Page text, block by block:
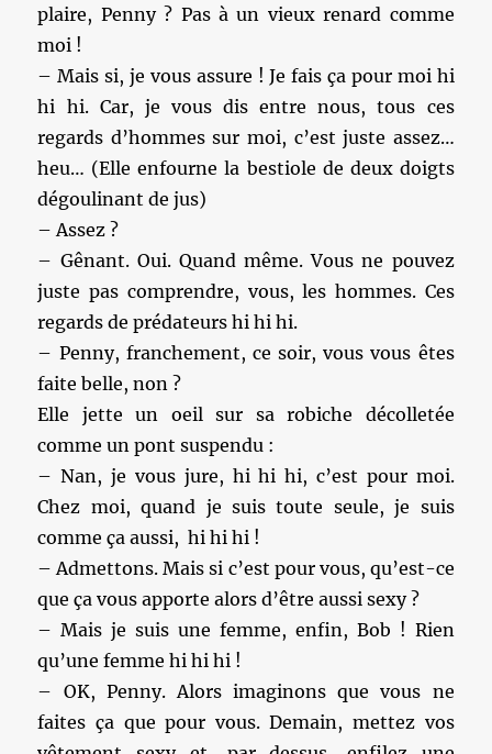
plaire, Penny ? Pas à un vieux renard comme
moi !
– Mais si, je vous assure ! Je fais ça pour moi hi
hi hi. Car, je vous dis entre nous, tous ces
regards d’hommes sur moi, c’est juste assez…
heu… (Elle enfourne la bestiole de deux doigts
dégoulinant de jus)
– Assez ?
– Gênant. Oui. Quand même. Vous ne pouvez
juste pas comprendre, vous, les hommes. Ces
regards de prédateurs hi hi hi.
– Penny, franchement, ce soir, vous vous êtes
faite belle, non ?
Elle jette un oeil sur sa robiche décolletée
comme un pont suspendu :
– Nan, je vous jure, hi hi hi, c’est pour moi.
Chez moi, quand je suis toute seule, je suis
comme ça aussi, hi hi hi !
– Admettons. Mais si c’est pour vous, qu’est-ce
que ça vous apporte alors d’être aussi sexy ?
– Mais je suis une femme, enfin, Bob ! Rien
qu’une femme hi hi hi !
– OK, Penny. Alors imaginons que vous ne
faites ça que pour vous. Demain, mettez vos